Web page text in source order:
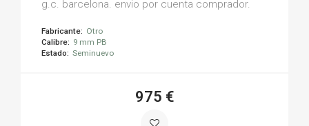
g.c. barcelona. envio por cuenta comprador.
Fabricante: Otro
Calibre: 9 mm PB
Estado: Seminuevo
975 €